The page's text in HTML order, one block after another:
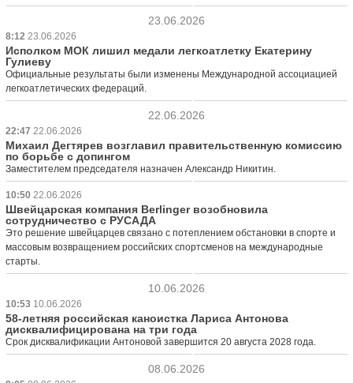
23.06.2026
8:12 23.06.2026
Исполком МОК лишил медали легкоатлетку Екатерину
Гулиеву
Официальные результаты были изменены Международной ассоциацией
легкоатлетических федераций.
22.06.2026
22:47 22.06.2026
Михаил Дегтярев возглавил правительственную комиссию
по борьбе с допингом
Заместителем председателя назначен Александр Никитин.
10:50 22.06.2026
Швейцарская компания Berlinger возобновила
сотрудничество с РУСАДА
Это решение швейцарцев связано с потеплением обстановки в спорте и
массовым возвращением российских спортсменов на международные
старты.
10.06.2026
10:53 10.06.2026
58-летняя российская каноистка Лариса Антонова
дисквалифицирована на три года
Срок дисквалификации Антоновой завершится 20 августа 2028 года.
08.06.2026